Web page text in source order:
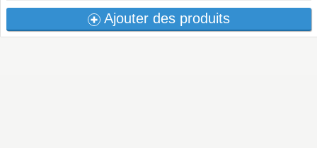
Ajouter des produits